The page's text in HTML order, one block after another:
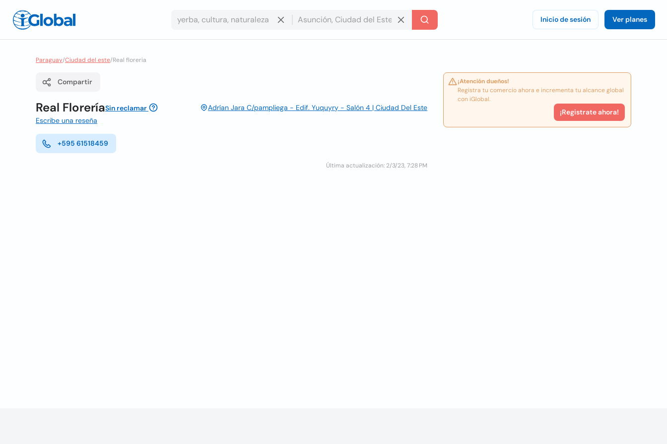
Inicio de sesión Ver planes
Paraguay/Ciudad del este/Real floreria
Compartir
Real FloreríaSin reclamar
Adrían Jara C/pampliega - Edif. Yuquyry - Salón 4 | Ciudad Del Este
Escribe una reseña
+595 61518459
Última actualización: 2/3/23, 7:28 PM
¡Atención dueños!
Registra tu comercio ahora e incrementa tu alcance global
con iGlobal.
¡Registrate ahora!